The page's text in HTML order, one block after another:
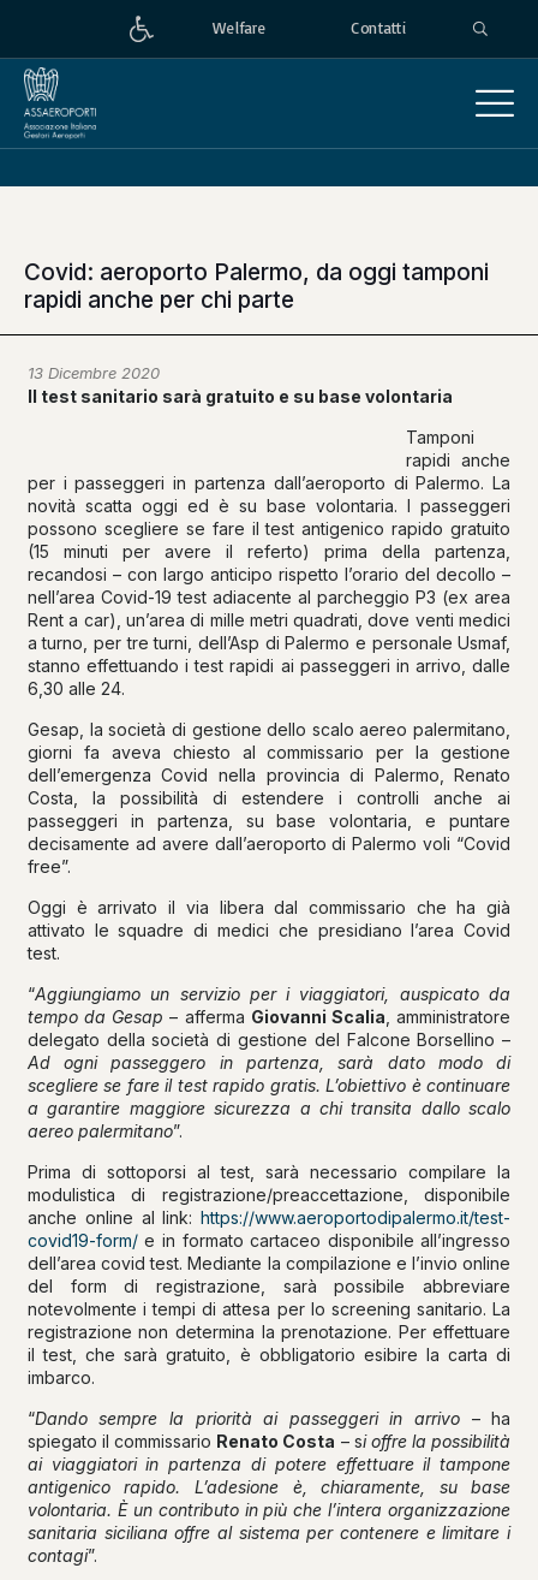
Welfare Contatti
Covid: aeroporto Palermo, da oggi tamponi
rapidi anche per chi parte
13 Dicembre 2020
Il test sanitario sarà gratuito e su base volontaria
Tamponi
rapidi anche
per i passeggeri in partenza dall’aeroporto di Palermo. La
novità scatta oggi ed è su base volontaria. I passeggeri
possono scegliere se fare il test antigenico rapido gratuito
(15 minuti per avere il referto) prima della partenza,
recandosi – con largo anticipo rispetto l’orario del decollo –
nell’area Covid-19 test adiacente al parcheggio P3 (ex area
Rent a car), un’area di mille metri quadrati, dove venti medici
a turno, per tre turni, dell’Asp di Palermo e personale Usmaf,
stanno effettuando i test rapidi ai passeggeri in arrivo, dalle
6,30 alle 24.
Gesap, la società di gestione dello scalo aereo palermitano,
giorni fa aveva chiesto al commissario per la gestione
dell’emergenza Covid nella provincia di Palermo, Renato
Costa, la possibilità di estendere i controlli anche ai
passeggeri in partenza, su base volontaria, e puntare
decisamente ad avere dall’aeroporto di Palermo voli “Covid
free”.
Oggi è arrivato il via libera dal commissario che ha già
attivato le squadre di medici che presidiano l’area Covid
test.
“Aggiungiamo un servizio per i viaggiatori, auspicato da
tempo da Gesap – afferma Giovanni Scalia , amministratore
delegato della società di gestione del Falcone Borsellino –
Ad ogni passeggero in partenza, sarà dato modo di
scegliere se fare il test rapido gratis. L’obiettivo è continuare
a garantire maggiore sicurezza a chi transita dallo scalo
aereo palermitano”.
Prima di sottoporsi al test, sarà necessario compilare la
modulistica di registrazione/preaccettazione, disponibile
anche online al link:https://www.aeroportodipalermo.it/test-
covid19-form/e in formato cartaceo disponibile all’ingresso
dell’area covid test. Mediante la compilazione e l’invio online
del form di registrazione, sarà possibile abbreviare
notevolmente i tempi di attesa per lo screening sanitario. La
registrazione non determina la prenotazione. Per effettuare
il test, che sarà gratuito, è obbligatorio esibire la carta di
imbarco.
“Dando sempre la priorità ai passeggeri in arrivo– ha
spiegato il commissario Renato Costa – si offre la possibilità
ai viaggiatori in partenza di potere effettuare il tampone
antigenico rapido. L’adesione è, chiaramente, su base
volontaria. È un contributo in più che l’intera organizzazione
sanitaria siciliana offre al sistema per contenere e limitare i
contagi”.